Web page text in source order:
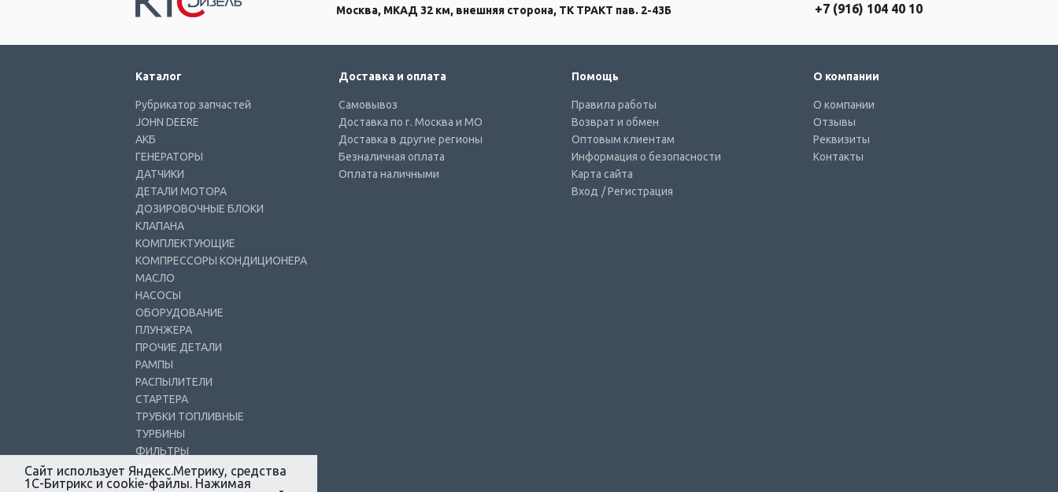
Москва, МКАД 32 км, внешняя сторона, ТК ТРАКТ пав. 2-43Б
+7 (916) 104 40 10
Каталог
Рубрикатор запчастей
JOHN DEERE
АКБ
ГЕНЕРАТОРЫ
ДАТЧИКИ
ДЕТАЛИ МОТОРА
ДОЗИРОВОЧНЫЕ БЛОКИ
КЛАПАНА
КОМПЛЕКТУЮЩИЕ
КОМПРЕССОРЫ КОНДИЦИОНЕРА
МАСЛО
НАСОСЫ
ОБОРУДОВАНИЕ
ПЛУНЖЕРА
ПРОЧИЕ ДЕТАЛИ
РАМПЫ
РАСПЫЛИТЕЛИ
СТАРТЕРА
ТРУБКИ ТОПЛИВНЫЕ
ТУРБИНЫ
ФИЛЬТРЫ
ФОРСУНКИ
Доставка и оплата
Самовывоз
Доставка по г. Москва и МО
Доставка в другие регионы
Безналичная оплата
Оплата наличными
Помощь
Правила работы
Возврат и обмен
Оптовым клиентам
Информация о безопасности
Карта сайта
Вход / Регистрация
О компании
О компании
Отзывы
Реквизиты
Контакты
Сайт использует Яндекс.Метрику, средства
1С-Битрикс и cookie-файлы. Нажимая